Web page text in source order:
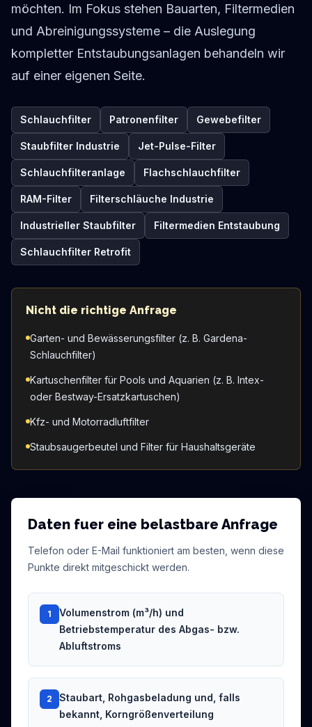
möchten. Im Fokus stehen Bauarten, Filtermedien
und Abreinigungssysteme – die Auslegung
kompletter Entstaubungsanlagen behandeln wir
auf einer eigenen Seite.
Schlauchfilter Patronenfilter Gewebefilter
Staubfilter Industrie Jet-Pulse-Filter
Schlauchfilteranlage Flachschlauchfilter
RAM-Filter Filterschläuche Industrie
Industrieller Staubfilter Filtermedien Entstaubung
Schlauchfilter Retrofit
Nicht die richtige Anfrage
Garten- und Bewässerungsfilter (z. B. Gardena-
Schlauchfilter)
Kartuschenfilter für Pools und Aquarien (z. B. Intex-
oder Bestway-Ersatzkartuschen)
Kfz- und Motorradluftfilter
Staubsaugerbeutel und Filter für Haushaltsgeräte
Daten fuer eine belastbare Anfrage
Telefon oder E-Mail funktioniert am besten, wenn diese
Punkte direkt mitgeschickt werden.
1
Volumenstrom (m³/h) und
Betriebstemperatur des Abgas- bzw.
Abluftstroms
2
Staubart, Rohgasbeladung und, falls
bekannt, Korngrößenverteilung